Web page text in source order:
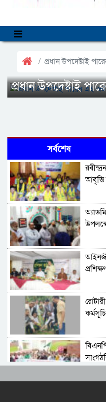
প্রধান উপদেষ্টাই
প্রধান উপদেষ্টাই
সর্বশেষ
আবৃত্তি